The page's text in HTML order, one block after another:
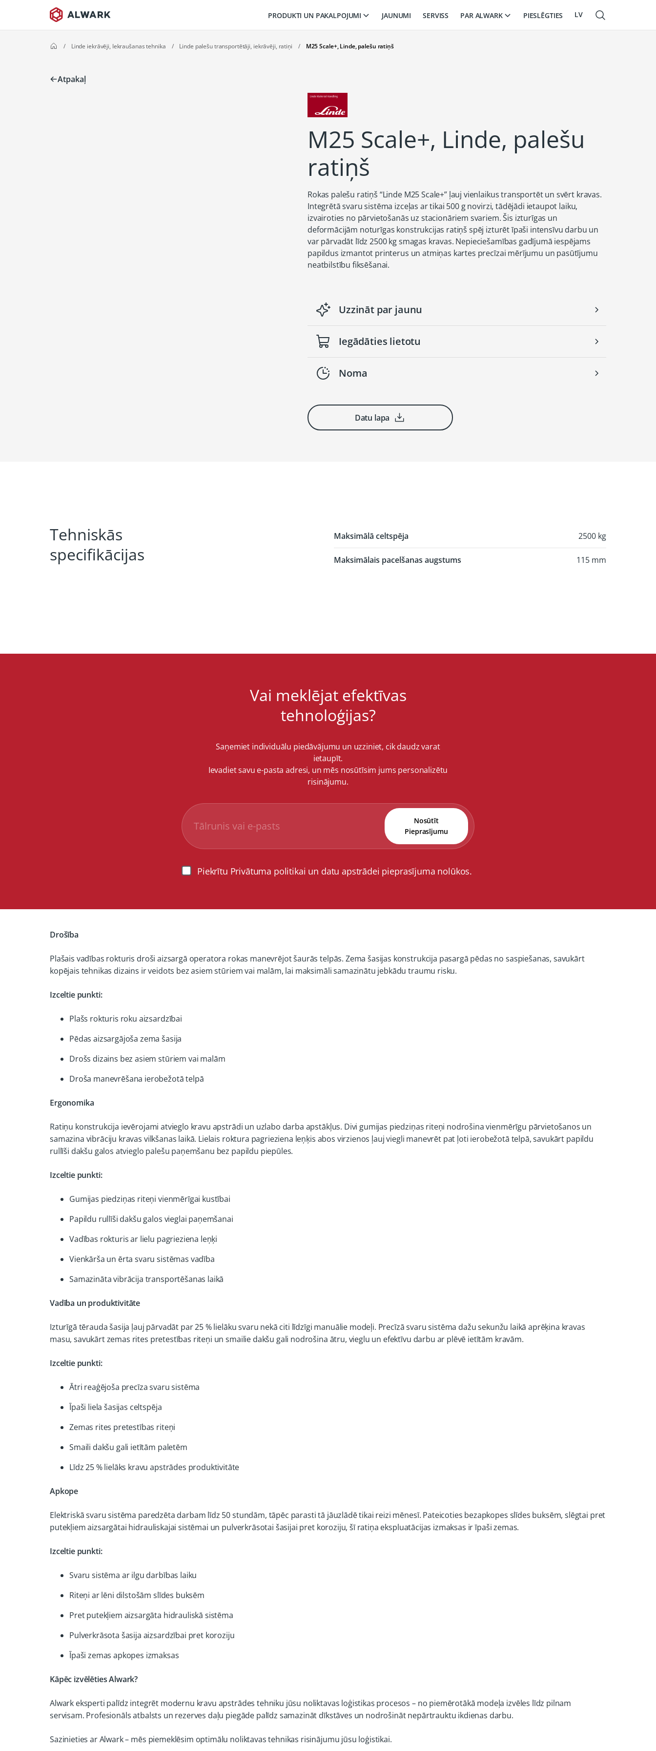
PRODUKTI UN PAKALPOJUMI JAUNUMI SERVISS PAR ALWARK PIESLĒGTIES LV
/ Linde iekrāvēji, Iekraušanas tehnika / Linde palešu transportētāji, iekrāvēji, ratiņi / M25 Scale+, Linde, palešu ratiņš
Atpakaļ
M25 Scale+, Linde, palešu
ratiņš
Rokas palešu ratiņš “Linde M25 Scale+” ļauj vienlaikus transportēt un svērt kravas.
Integrētā svaru sistēma izceļas ar tikai 500 g novirzi, tādējādi ietaupot laiku,
izvairoties no pārvietošanās uz stacionāriem svariem. Šis izturīgas un
deformācijām noturīgas konstrukcijas ratiņš spēj izturēt īpaši intensīvu darbu un
var pārvadāt līdz 2500 kg smagas kravas. Nepieciešamības gadījumā iespējams
papildus izmantot printerus un atmiņas kartes precīzai mērījumu un pasūtījumu
neatbilstību fiksēšanai.
Uzzināt par jaunu
Iegādāties lietotu
Noma
Datu lapa
Tehniskās
specifikācijas
Maksimālā celtspēja 2500 kg
Maksimālais pacelšanas augstums 115 mm
Vai meklējat efektīvas
tehnoloģijas?
Saņemiet individuālu piedāvājumu un uzziniet, cik daudz varat
ietaupīt.
Ievadiet savu e-pasta adresi, un mēs nosūtīsim jums personalizētu
risinājumu.
Nosūtīt
Pieprasījumu
Piekrītu Privātuma politikai un datu apstrādei pieprasījuma nolūkos.
Drošība
Plašais vadības rokturis droši aizsargā operatora rokas manevrējot šaurās telpās. Zema šasijas konstrukcija pasargā pēdas no saspiešanas, savukārt
kopējais tehnikas dizains ir veidots bez asiem stūriem vai malām, lai maksimāli samazinātu jebkādu traumu risku.
Izceltie punkti:
Plašs rokturis roku aizsardzībai
Pēdas aizsargājoša zema šasija
Drošs dizains bez asiem stūriem vai malām
Droša manevrēšana ierobežotā telpā
Ergonomika
Ratiņu konstrukcija ievērojami atvieglo kravu apstrādi un uzlabo darba apstākļus. Divi gumijas piedziņas riteņi nodrošina vienmērīgu pārvietošanos un
samazina vibrāciju kravas vilkšanas laikā. Lielais roktura pagrieziena leņķis abos virzienos ļauj viegli manevrēt pat ļoti ierobežotā telpā, savukārt papildu
rullīši dakšu galos atvieglo palešu paņemšanu bez papildu piepūles.
Izceltie punkti:
Gumijas piedziņas riteņi vienmērīgai kustībai
Papildu rullīši dakšu galos vieglai paņemšanai
Vadības rokturis ar lielu pagrieziena leņķi
Vienkārša un ērta svaru sistēmas vadība
Samazināta vibrācija transportēšanas laikā
Vadība un produktivitāte
Izturīgā tērauda šasija ļauj pārvadāt par 25 % lielāku svaru nekā citi līdzīgi manuālie modeļi. Precīzā svaru sistēma dažu sekunžu laikā aprēķina kravas
masu, savukārt zemas rites pretestības riteņi un smailie dakšu gali nodrošina ātru, vieglu un efektīvu darbu ar plēvē ietītām kravām.
Izceltie punkti:
Ātri reaģējoša precīza svaru sistēma
Īpaši liela šasijas celtspēja
Zemas rites pretestības riteņi
Smaili dakšu gali ietītām paletēm
Līdz 25 % lielāks kravu apstrādes produktivitāte
Apkope
Elektriskā svaru sistēma paredzēta darbam līdz 50 stundām, tāpēc parasti tā jāuzlādē tikai reizi mēnesī. Pateicoties bezapkopes slīdes buksēm, slēgtai pret
putekļiem aizsargātai hidrauliskajai sistēmai un pulverkrāsotai šasijai pret koroziju, šī ratiņa ekspluatācijas izmaksas ir īpaši zemas.
Izceltie punkti:
Svaru sistēma ar ilgu darbības laiku
Riteņi ar lēni dilstošām slīdes buksēm
Pret putekļiem aizsargāta hidrauliskā sistēma
Pulverkrāsota šasija aizsardzībai pret koroziju
Īpaši zemas apkopes izmaksas
Kāpēc izvēlēties Alwark?
Alwark eksperti palīdz integrēt modernu kravu apstrādes tehniku jūsu noliktavas loģistikas procesos – no piemērotākā modeļa izvēles līdz pilnam
servisam. Profesionāls atbalsts un rezerves daļu piegāde palīdz samazināt dīkstāves un nodrošināt nepārtrauktu ikdienas darbu.
Sazinieties ar Alwark – mēs piemeklēsim optimālu noliktavas tehnikas risinājumu jūsu loģistikai.